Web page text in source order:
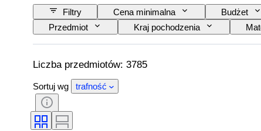
Filtry Cena minimalna Budżet
Przedmiot
Kraj pochodzenia
Wzór
Era Rozmiar na
Liczba przedmiotów: 3785
Sortuj wg trafność